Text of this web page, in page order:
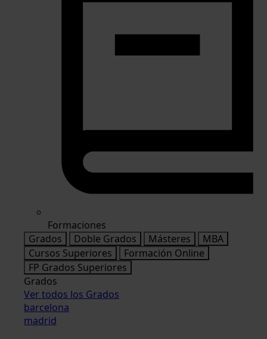
Formaciones
Grados
Doble Grados Másteres
MBA
Cursos Superiores
Formación Online
FP Grados Superiores
Grados
Ver todos los Grados
barcelona
madrid